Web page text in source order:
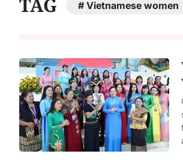
TAG Vietnamese women